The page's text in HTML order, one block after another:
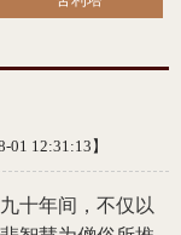
12:31:13】
十年间，不仅以